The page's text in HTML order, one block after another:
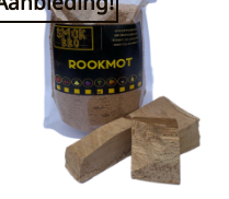
Toevoegen
verlanglijst